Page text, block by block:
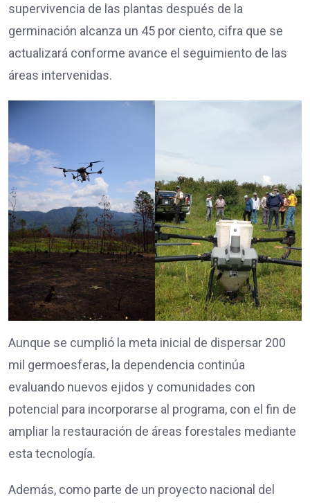
supervivencia de las plantas después de la
germinación alcanza un 45 por ciento, cifra que se
actualizará conforme avance el seguimiento de las
áreas intervenidas.
Aunque se cumplió la meta inicial de dispersar 200
mil germoesferas, la dependencia continúa
evaluando nuevos ejidos y comunidades con
potencial para incorporarse al programa, con el fin de
ampliar la restauración de áreas forestales mediante
esta tecnología.
Además, como parte de un proyecto nacional del